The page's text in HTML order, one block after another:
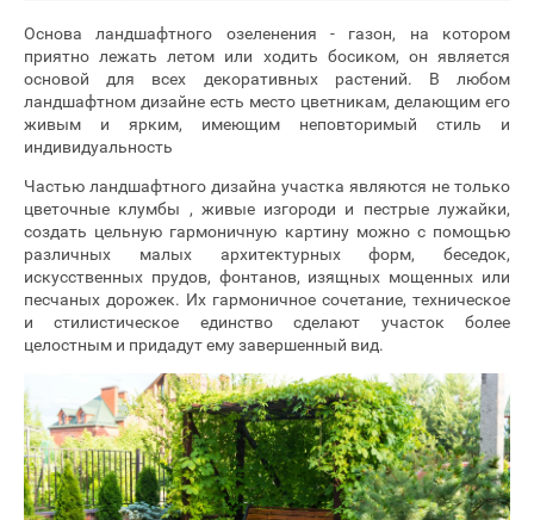
Основа ландшафтного озеленения - газон, на котором
приятно лежать летом или ходить босиком, он является
основой для всех декоративных растений. В любом
ландшафтном дизайне есть место цветникам, делающим его
живым и ярким, имеющим неповторимый стиль и
индивидуальность
Частью ландшафтного дизайна участка являются не только
цветочные клумбы , живые изгороди и пестрые лужайки,
создать цельную гармоничную картину можно с помощью
различных малых архитектурных форм, беседок,
искусственных прудов, фонтанов, изящных мощенных или
песчаных дорожек. Их гармоничное сочетание, техническое
и стилистическое единство сделают участок более
целостным и придадут ему завершенный вид.